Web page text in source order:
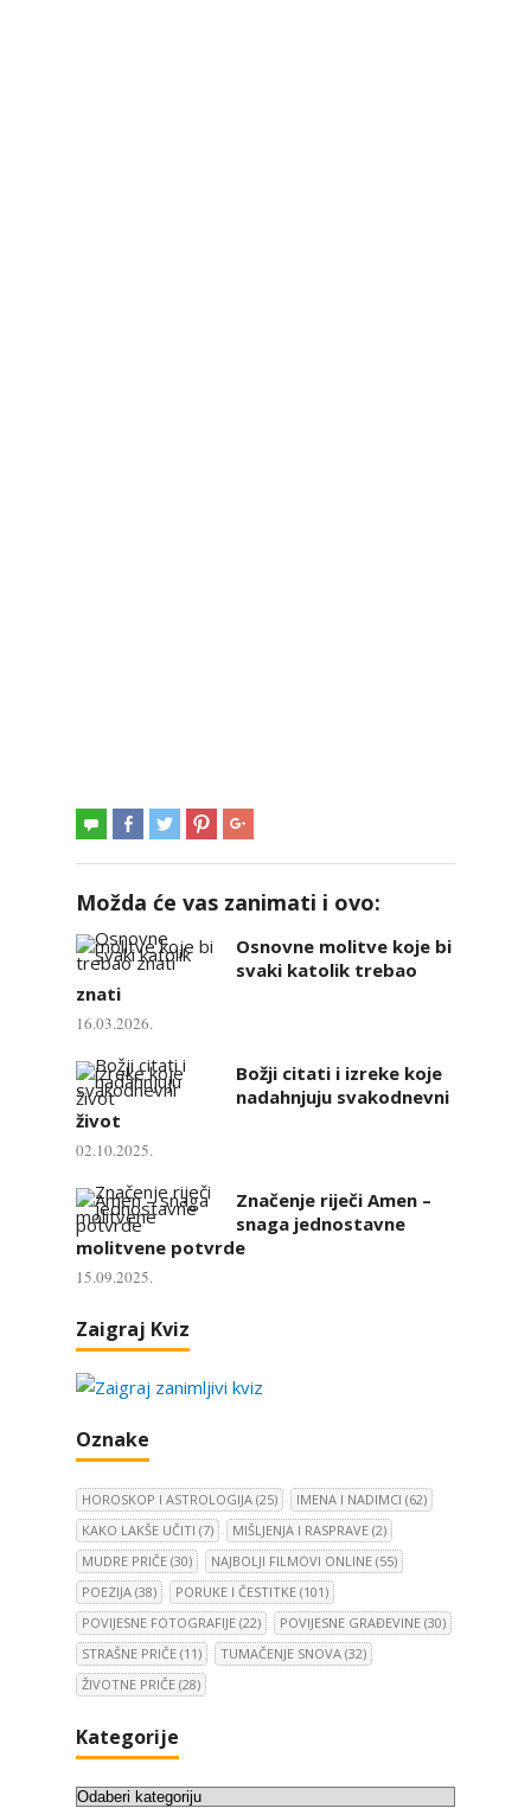
Možda će vas zanimati i ovo:
Osnovne molitve koje bi
svaki katolik trebao
znati
16.03.2026.
Božji citati i izreke koje
nadahnjuju svakodnevni
život
02.10.2025.
Značenje riječi Amen –
snaga jednostavne
molitvene potvrde
15.09.2025.
Zaigraj Kviz
Oznake
HOROSKOP I ASTROLOGIJA (25) IMENA I NADIMCI (62)
KAKO LAKŠE UČITI (7) MIŠLJENJA I RASPRAVE (2)
MUDRE PRIČE (30) NAJBOLJI FILMOVI ONLINE (55)
POEZIJA (38) PORUKE I ČESTITKE (101)
POVIJESNE FOTOGRAFIJE (22) POVIJESNE GRAĐEVINE (30)
STRAŠNE PRIČE (11) TUMAČENJE SNOVA (32)
ŽIVOTNE PRIČE (28)
Kategorije
K